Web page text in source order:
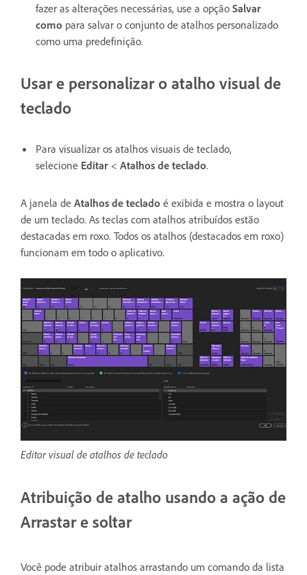
fazer as alterações necessárias, use a opção Salvar
como para salvar o conjunto de atalhos personalizado
como uma predefinição.
Usar e personalizar o atalho visual de
teclado
Para visualizar os atalhos visuais de teclado,
selecione Editar < Atalhos de teclado.
A janela de Atalhos de teclado é exibida e mostra o layout
de um teclado. As teclas com atalhos atribuídos estão
destacadas em roxo. Todos os atalhos (destacados em roxo)
funcionam em todo o aplicativo.
Editor visual de atalhos de teclado
Atribuição de atalho usando a ação de
Arrastar e soltar
Você pode atribuir atalhos arrastando um comando da lista